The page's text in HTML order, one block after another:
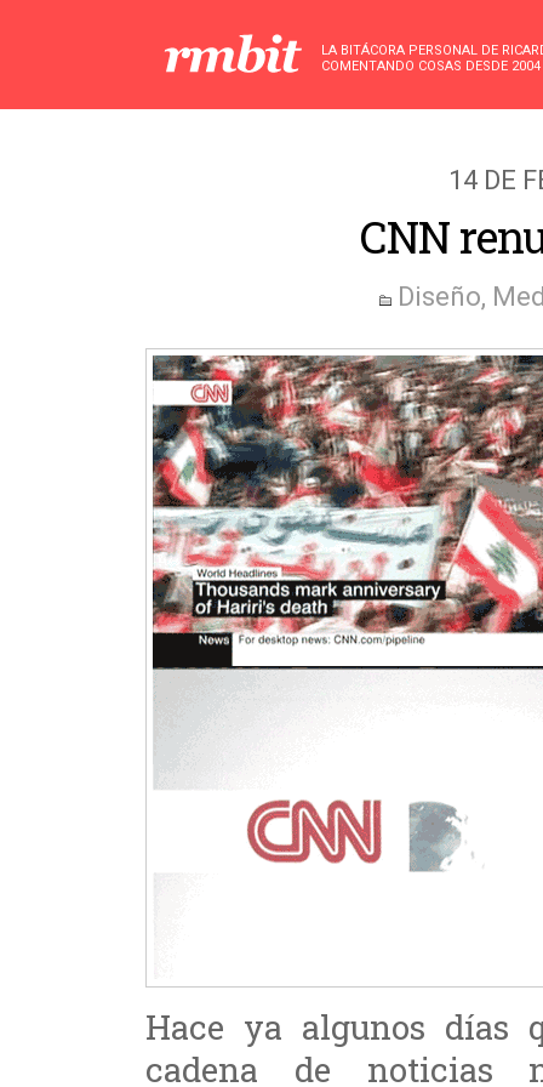
LA BITÁCORA PERSONAL DE
COMENTANDO COSAS DESDE 2004
14 DE
CNN
Diseño,
Hace ya algunos días
cadena de noticias